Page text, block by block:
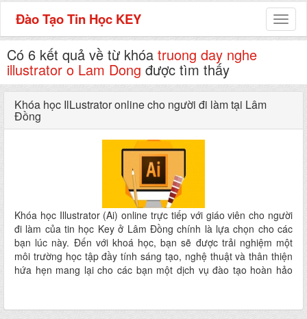
Đào Tạo Tin Học KEY
Có 6 kết quả về từ khóa truong day nghe
illustrator o Lam Dong được tìm thấy
Khóa học IlLustrator online cho người đi làm tại Lâm
Đồng
Khóa học Illustrator (Ai) online trực tiếp với giáo viên cho người
đi làm của tin học Key ở Lâm Đồng chính là lựa chọn cho các
bạn lúc này. Đến với khoá học, bạn sẽ được trải nghiệm một
môi trường học tập đầy tính sáng tạo, nghệ thuật và thân thiện
hứa hẹn mang lại cho các bạn một dịch vụ đào tạo hoàn hảo